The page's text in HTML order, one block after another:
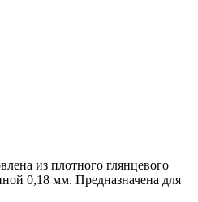
из плотного глянцевого
0,18 мм. Предназначена для